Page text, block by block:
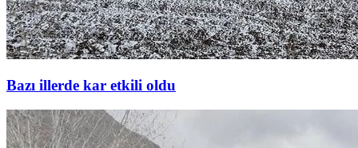
Bazı illerde kar etkili oldu